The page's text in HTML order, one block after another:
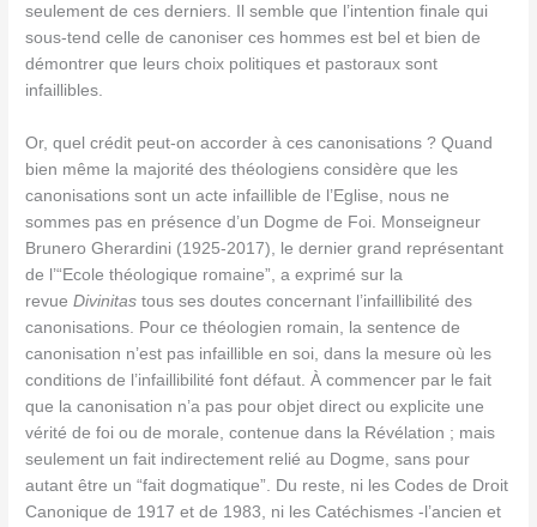
seulement de ces derniers. Il semble que l’intention finale qui
sous-tend celle de canoniser ces hommes est bel et bien de
démontrer que leurs choix politiques et pastoraux sont
infaillibles.
Or, quel crédit peut-on accorder à ces canonisations ? Quand
bien même la majorité des théologiens considère que les
canonisations sont un acte infaillible de l’Eglise, nous ne
sommes pas en présence d’un Dogme de Foi. Monseigneur
Brunero Gherardini (1925-2017), le dernier grand représentant
de l’“Ecole théologique romaine”, a exprimé sur la
revueDivinitas tous ses doutes concernant l’infaillibilité des
canonisations. Pour ce théologien romain, la sentence de
canonisation n’est pas infaillible en soi, dans la mesure où les
conditions de l’infaillibilité font défaut. À commencer par le fait
que la canonisation n’a pas pour objet direct ou explicite une
vérité de foi ou de morale, contenue dans la Révélation ; mais
seulement un fait indirectement relié au Dogme, sans pour
autant être un “fait dogmatique”. Du reste, ni les Codes de Droit
Canonique de 1917 et de 1983, ni les Catéchismes -l’ancien et